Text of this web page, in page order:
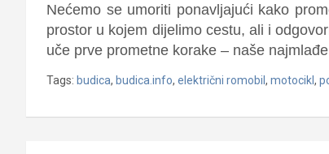
Nećemo se umoriti ponavljajući kako
prostor u kojem dijelimo cestu, ali i
uče prve prometne korake – naše
Tags: budica, budica.info, električni romobil , motocikl,